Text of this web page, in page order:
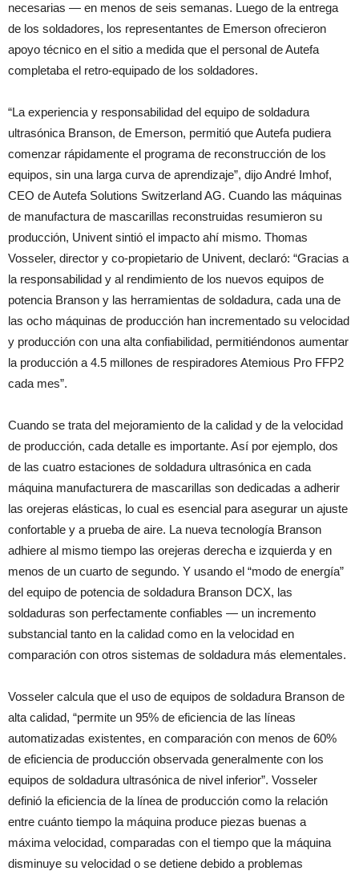
necesarias — en menos de seis semanas. Luego de la entrega
de los soldadores, los representantes de Emerson ofrecieron
apoyo técnico en el sitio a medida que el personal de Autefa
completaba el retro-equipado de los soldadores.
“La experiencia y responsabilidad del equipo de soldadura
ultrasónica Branson, de Emerson, permitió que Autefa pudiera
comenzar rápidamente el programa de reconstrucción de los
equipos, sin una larga curva de aprendizaje”, dijo André Imhof,
CEO de Autefa Solutions Switzerland AG. Cuando las máquinas
de manufactura de mascarillas reconstruidas resumieron su
producción, Univent sintió el impacto ahí mismo. Thomas
Vosseler, director y co-propietario de Univent, declaró: “Gracias a
la responsabilidad y al rendimiento de los nuevos equipos de
potencia Branson y las herramientas de soldadura, cada una de
las ocho máquinas de producción han incrementado su velocidad
y producción con una alta confiabilidad, permitiéndonos aumentar
la producción a 4.5 millones de respiradores Atemious Pro FFP2
cada mes”.
Cuando se trata del mejoramiento de la calidad y de la velocidad
de producción, cada detalle es importante. Así por ejemplo, dos
de las cuatro estaciones de soldadura ultrasónica en cada
máquina manufacturera de mascarillas son dedicadas a adherir
las orejeras elásticas, lo cual es esencial para asegurar un ajuste
confortable y a prueba de aire. La nueva tecnología Branson
adhiere al mismo tiempo las orejeras derecha e izquierda y en
menos de un cuarto de segundo. Y usando el “modo de energía”
del equipo de potencia de soldadura Branson DCX, las
soldaduras son perfectamente confiables — un incremento
substancial tanto en la calidad como en la velocidad en
comparación con otros sistemas de soldadura más elementales.
Vosseler calcula que el uso de equipos de soldadura Branson de
alta calidad, “permite un 95% de eficiencia de las líneas
automatizadas existentes, en comparación con menos de 60%
de eficiencia de producción observada generalmente con los
equipos de soldadura ultrasónica de nivel inferior”. Vosseler
definió la eficiencia de la línea de producción como la relación
entre cuánto tiempo la máquina produce piezas buenas a
máxima velocidad, comparadas con el tiempo que la máquina
disminuye su velocidad o se detiene debido a problemas